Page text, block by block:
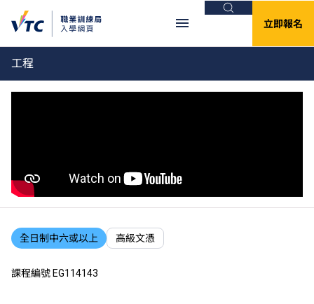
搜尋
立即報名
工程
全日制中六或以上 高級文憑
課程編號 EG114143